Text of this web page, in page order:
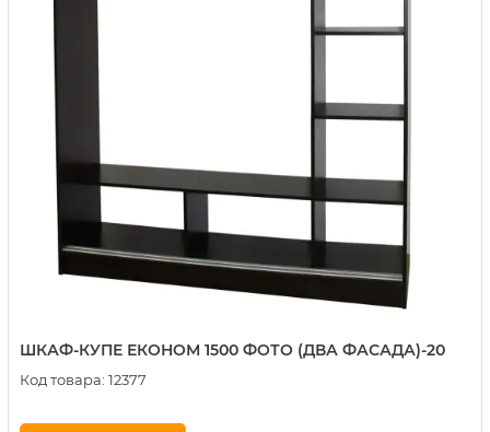
ШКАФ-КУПЕ ЕКОНОМ 1500 ФОТО (ДВА ФАСАДА)-20
Код товара: 12377